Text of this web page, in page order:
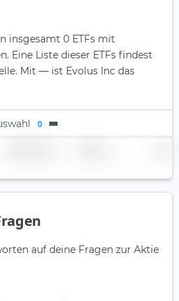
insgesamt 0 ETFs mit
Eine Liste dieser ETFs findest
Mit — ist Evolus Inc das
0
auf deine Fragen zur Aktie